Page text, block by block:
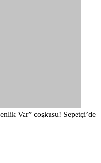
Var” coşkusu! Sepetçi’de